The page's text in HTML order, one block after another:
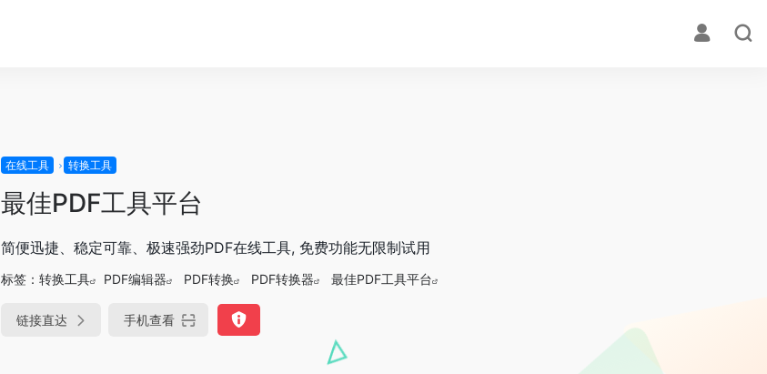
在线工具 转换工具
最佳PDF工具平台
简便迅捷、稳定可靠、极速强劲PDF在线工具, 免费功能无限制试用
标签： 转换工具 PDF编辑器 PDF转换 PDF转换器 最佳PDF工具平台
链接直达 手机查看